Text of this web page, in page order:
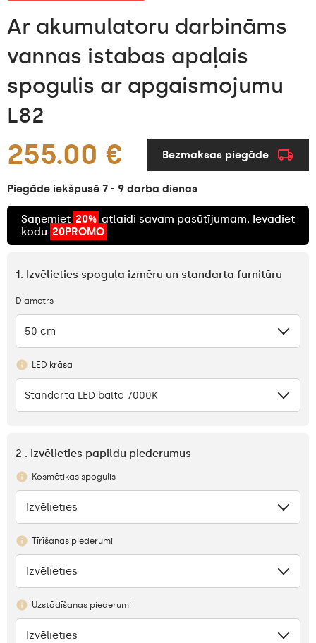
Ar akumulatoru darbināms
vannas istabas apaļais
spogulis ar apgaismojumu
L82
255.00 € Bezmaksas piegāde
Piegāde iekšpusē 7 - 9 darba dienas
Saņemiet 20% atlaidi savam pasūtījumam. Ievadiet
kodu 20PROMO
1. Izvēlieties spoguļa izmēru un standarta furnitūru
Diametrs
50 cm
LED krāsa
Standarta LED balta 7000K
2 . Izvēlieties papildu piederumus
Kosmētikas spogulis
Nav
Izvēlieties
Tīrīšanas piederumi
Nav
Izvēlieties
Uzstādīšanas piederumi
Nav
Izvēlieties